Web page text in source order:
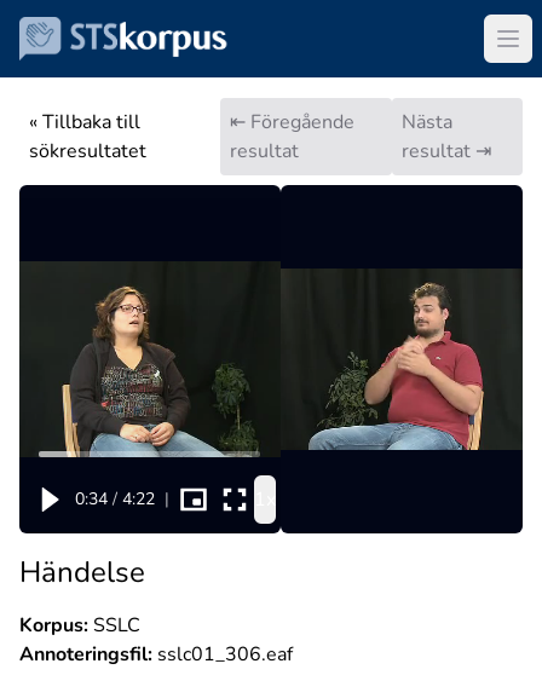
« Tillbaka till
sökresultatet
⇤ Föregående
resultat
Nästa
resultat ⇥
0:34 / 4:22 |
Händelse
Korpus:SSLC
Annoteringsfil: sslc01_306.eaf